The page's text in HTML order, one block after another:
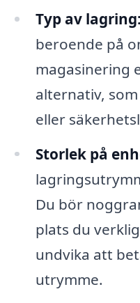
Typ av lagring:
beroende på
magasinering
alternativ,
eller
Storlek på
Du bör
plats du
undvika att
utrymme.